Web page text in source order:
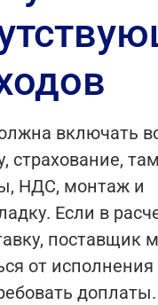
включать
страхование,
НДС, монтаж и
Если в
поставщик
от
доплаты.